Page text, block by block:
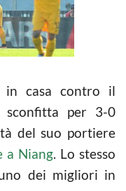
casa contro il
sconfitta per 3-0
del suo portiere
a Niang. Lo stesso
dei migliori in